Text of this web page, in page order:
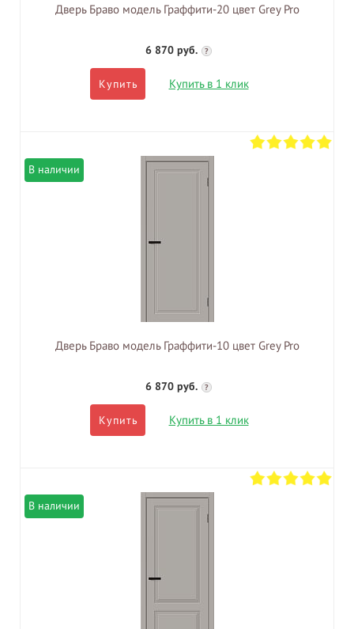
Дверь Браво модель Граффити-20 цвет Grey Pro
6 870 руб. ?
Купить Купить в 1 клик
В наличии
Дверь Браво модель Граффити-10 цвет Grey Pro
6 870 руб. ?
Купить Купить в 1 клик
В наличии